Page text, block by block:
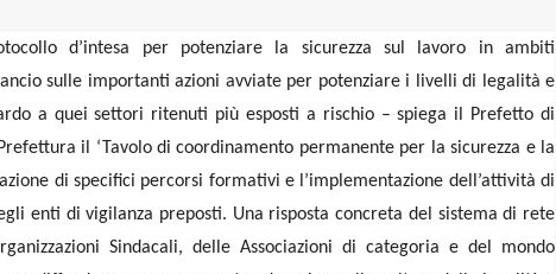
d’intesa per potenziare la sicurezza sul lavoro in ambiti
sulle importanti azioni avviate per potenziare i livelli di legalità e
a quei settori ritenuti più esposti a rischio – spiega il Prefetto di
il ‘Tavolo di coordinamento permanente per la sicurezza e la
di specifici percorsi formativi e l’implementazione dell’attività di
enti di vigilanza preposti. Una risposta concreta del sistema di rete
Sindacali, delle Associazioni di categoria e del mondo